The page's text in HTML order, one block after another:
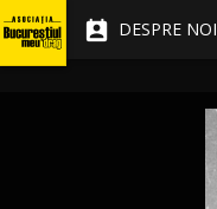
 DESPRE NOI